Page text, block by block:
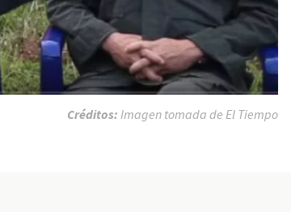
Créditos: Imagen tomada de El Tiempo